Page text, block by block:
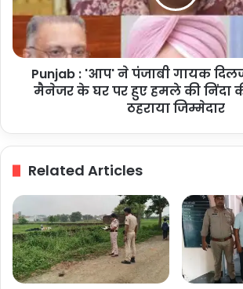
मुकदमा
गायक
दिलजीत
दोसांझ
के
मैनेजर
की,
भाजपा
को
ठहराया
जिम्मेदार
Punjab : 'आप' ने पंजाबी गायक
मैनेजर के घर पर हुए हमले की निंदा
ठहराया जिम्मेदार
Related Articles